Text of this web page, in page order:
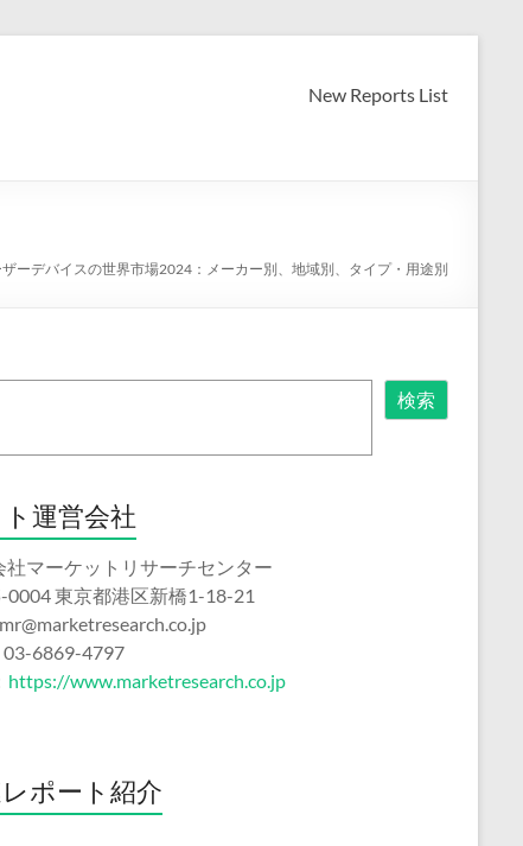
New Reports List
ーデバイスの世界市場2024：メーカー別、地域別、タイプ・用途別
検索
運営会社
社マーケットリサーチセンター
0004 東京都港区新橋1-18-21
03-6869-4797
https://www.marketresearch.co.jp
ポート紹介